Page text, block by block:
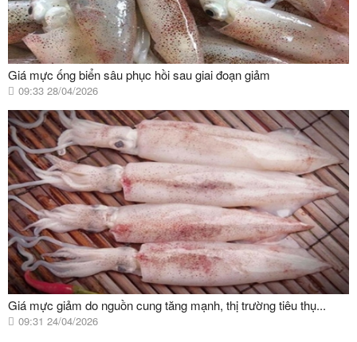
Giá mực ống biển sâu phục hồi sau giai đoạn giảm
09:33 28/04/2026
Giá mực giảm do nguồn cung tăng mạnh, thị trường tiêu thụ...
09:31 24/04/2026